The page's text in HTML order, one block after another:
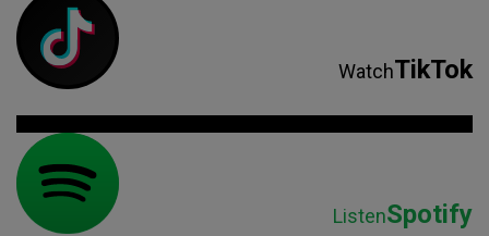
WatchTikTok
ListenSpotify